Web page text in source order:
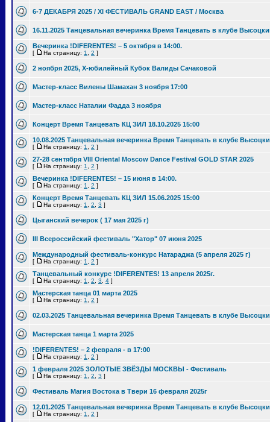
6-7 ДЕКАБРЯ 2025 / XI ФЕСТИВАЛЬ GRAND EAST / Москва
16.11.2025 Танцевальная вечеринка Время Танцевать в клубе
Вечеринка !DIFERENTES! – 5 октября в 14:00.
[ На страницу: 1 2 ]
2 ноября 2025, Х-юбилейный Кубок Валиды Сачаковой
Мастер-класс Вилены Шамахан 3 ноября 17:00
Мастер-класс Наталии Фадда 3 ноября
Концерт Время Танцевать КЦ ЗИЛ 18.10.2025 15:00
10.08.2025 Танцевальная вечеринка Время Танцевать в клубе
[ На страницу: 1 2 ]
27-28 сентября VIII Oriental Moscow Dance Festival GOLD STAR 2025
[ На страницу: 1 2 ]
Вечеринка !DIFERENTES! – 15 июня в 14:00.
[ На страницу: 1 2 ]
Концерт Время Танцевать КЦ ЗИЛ 15.06.2025 15:00
[ На страницу: 1 2 3 ]
Цыганский вечерок ( 17 мая 2025 г)
III Всероссийский фестиваль "Хатор" 07 июня 2025
Международный фестиваль-конкурс Натараджа (5 апреля 2025 г)
[ На страницу: 1 2 ]
Танцевальный конкурс !DIFERENTES! 13 апреля 2025г.
[ На страницу: 1 2 3 4 ]
Мастерская танца 01 марта 2025
[ На страницу: 1 2 ]
02.03.2025 Танцевальная вечеринка Время Танцевать в клубе
Мастерская танца 1 марта 2025
!DIFERENTES! – 2 февраля - в 17:00
[ На страницу: 1 2 ]
1 февраля 2025 ЗОЛОТЫЕ ЗВЁЗДЫ МОСКВЫ - Фестиваль
[ На страницу: 1 2 3 ]
Фестиваль Магия Востока в Твери 16 февраля 2025г
12.01.2025 Танцевальная вечеринка Время Танцевать в клубе
[ На страницу: 1 2 ]